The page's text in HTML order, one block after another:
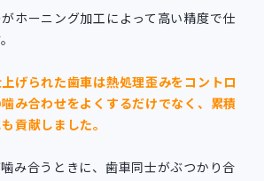
ホーニング加工によって高い精度で仕
げられた歯車は熱処理歪みをコントロ
み合わせをよくするだけでなく、累積
貢献しました。
み合うときに、歯車同士がぶつかり合